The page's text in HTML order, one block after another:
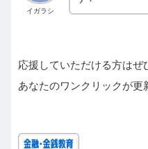
イガラシ
応援していただける方はぜ
あなたのワンクリックが更